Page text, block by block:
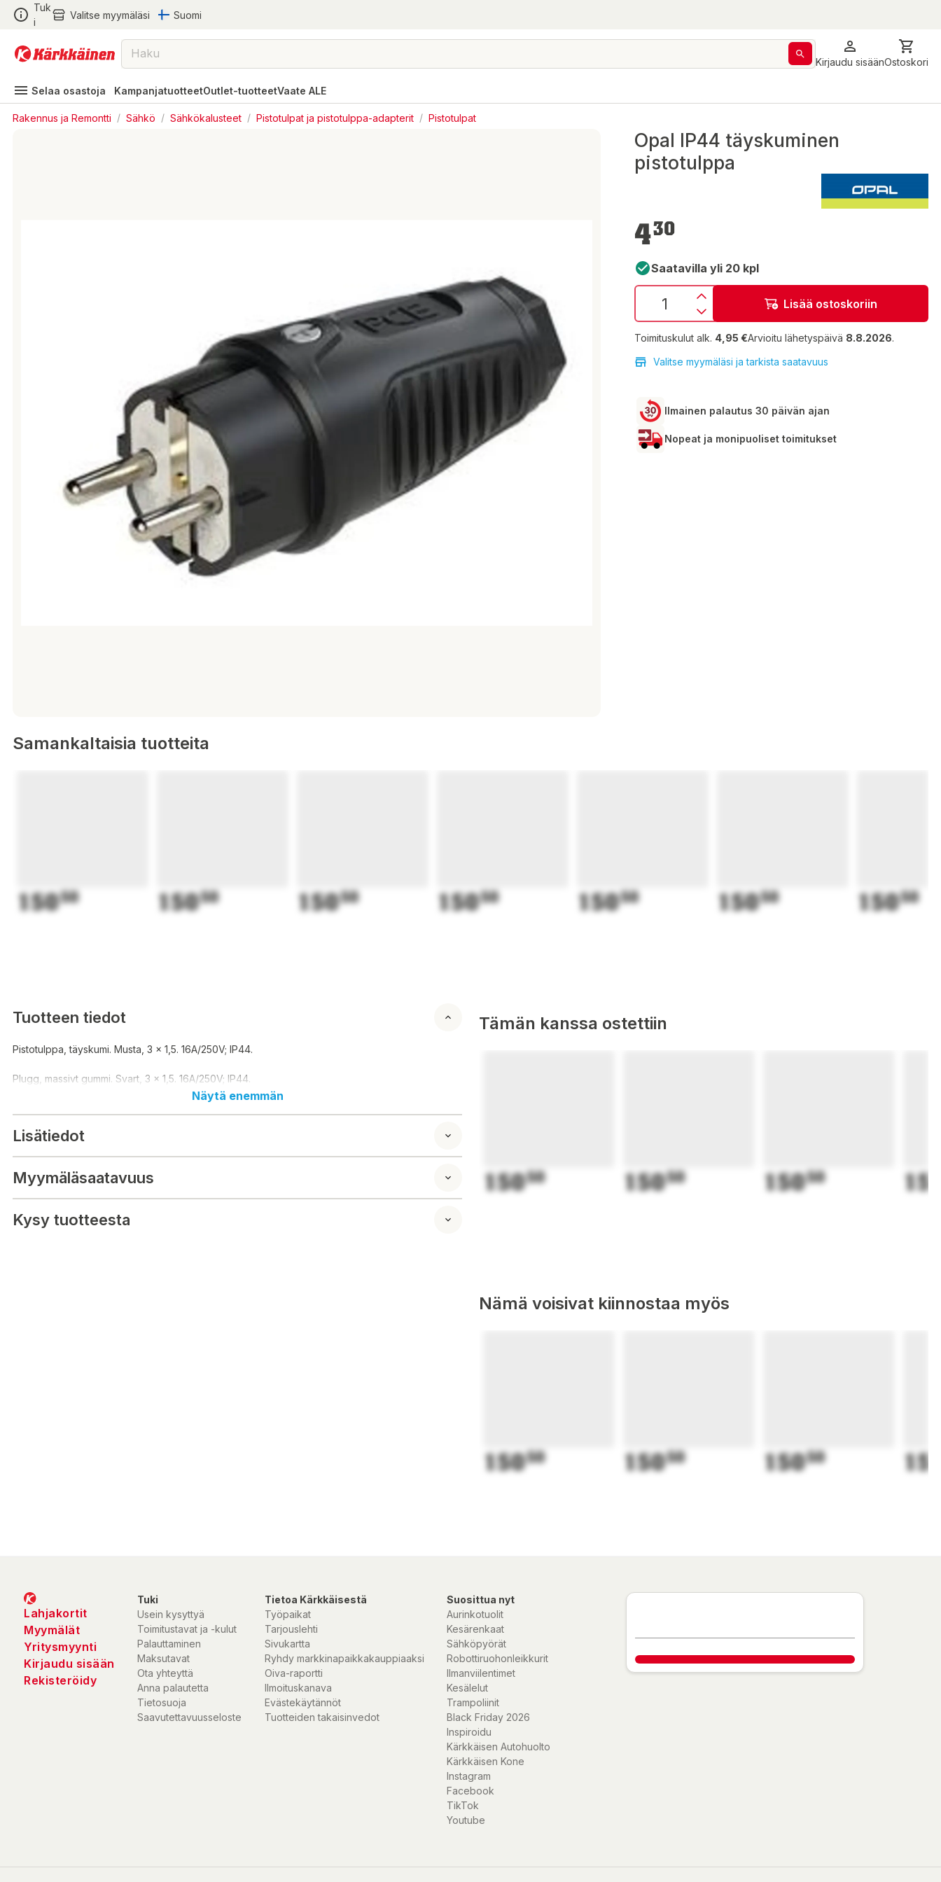
Tuk
i
Valitse myymäläsi Suomi
Kirjaudu sisäänOstoskori
Selaa osastoja KampanjatuotteetOutlet-tuotteetVaate ALE
Rakennus ja Remontti / Sähkö / Sähkökalusteet / Pistotulpat ja pistotulppa-adapterit / Pistotulpat
Opal IP44 täyskuminen
pistotulppa
4,30 €
430
Saatavilla yli 20 kpl
Lisää ostoskoriin
Toimituskulut alk. 4,95 €Arvioitu lähetyspäivä 8.8.2026.
Valitse myymäläsi ja tarkista saatavuus
Ilmainen palautus 30 päivän ajan
Nopeat ja monipuoliset toimitukset
Samankaltaisia tuotteita
15050 15050 15050 15050 15050 15050 15050
Tuotteen tiedot
Pistotulppa, täyskumi. Musta, 3 x 1,5. 16A/250V; IP44.
Plugg, massivt gummi. Svart, 3 x 1,5. 16A/250V; IP44.
Näytä enemmän
Lisätiedot
Myymäläsaatavuus
Kysy tuotteesta
Tämän kanssa ostettiin
15050 15050 15050
Nämä voisivat kiinnostaa myös
15050 15050 15050
Lahjakortit
Myymälät
Yritysmyynti
Kirjaudu sisään
Rekisteröidy
Tuki
Usein kysyttyä
Toimitustavat ja -kulut
Palauttaminen
Maksutavat
Ota yhteyttä
Anna palautetta
Tietosuoja
Saavutettavuusseloste
Tietoa Kärkkäisestä
Työpaikat
Tarjouslehti
Sivukartta
Ryhdy markkinapaikkakauppiaaksi
Oiva-raportti
Ilmoituskanava
Evästekäytännöt
Tuotteiden takaisinvedot
Suosittua nyt
Aurinkotuolit
Kesärenkaat
Sähköpyörät
Robottiruohonleikkurit
Ilmanviilentimet
Kesälelut
Trampoliinit
Black Friday 2026
Inspiroidu
Kärkkäisen Autohuolto
Kärkkäisen Kone
Instagram
Facebook
TikTok
Youtube